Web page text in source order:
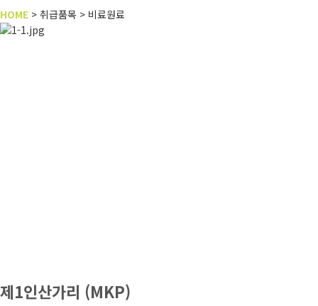
HOME > 취급품목 > 비료원료
제1인산가리 (MKP)